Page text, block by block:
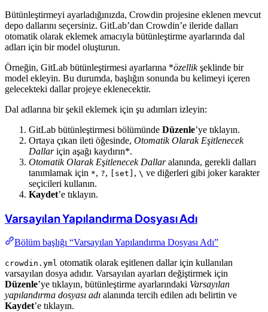
Bütünleştirmeyi ayarladığınızda, Crowdin projesine eklenen mevcut
depo dallarını seçersiniz. GitLab’dan Crowdin’e ileride dalları
otomatik olarak eklemek amacıyla bütünleştirme ayarlarında dal
adları için bir model oluşturun.
Örneğin, GitLab bütünleştirmesi ayarlarına *özellikşeklinde bir
model ekleyin. Bu durumda, başlığın sonunda bu kelimeyi içeren
gelecekteki dallar projeye eklenecektir.
Dal adlarına bir şekil eklemek için şu adımları izleyin:
GitLab bütünleştirmesi bölümünde Düzenle’ye tıklayın.
Ortaya çıkan ileti öğesinde, Otomatik Olarak Eşitlenecek
Dallariçin aşağı kaydırın*.
Otomatik Olarak Eşitlenecek Dallaralanında, gerekli dalları
tanımlamak için *, ?, [set] , \ ve diğerleri gibi joker karakter
seçicileri kullanın.
Kaydet’e tıklayın.
Varsayılan Yapılandırma Dosyası Adı
Bölüm başlığı “Varsayılan Yapılandırma Dosyası Adı”
crowdin.yml otomatik olarak eşitlenen dallar için kullanılan
varsayılan dosya adıdır. Varsayılan ayarları değiştirmek için
Düzenle’ye tıklayın, bütünleştirme ayarlarındaki Varsayılan
yapılandırma dosyası adı alanında tercih edilen adı belirtin ve
Kaydet’e tıklayın.